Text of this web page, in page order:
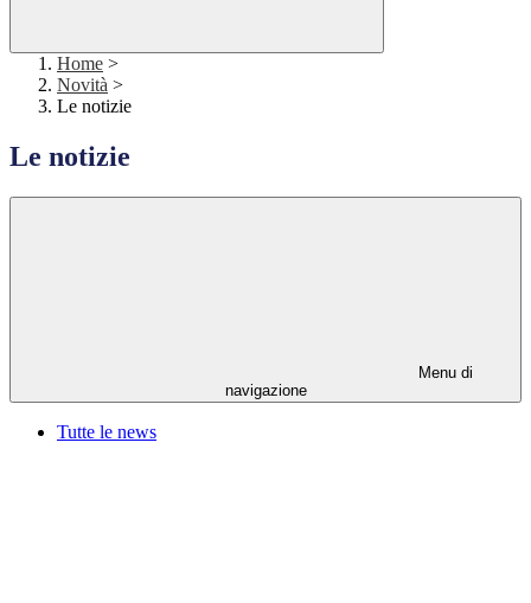
Home >
Novità >
Le notizie
Le notizie
Menu di
navigazione
Tutte le news